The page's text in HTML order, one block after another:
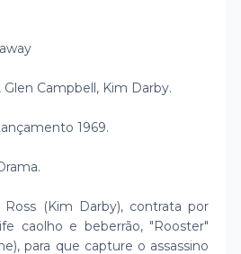
Campbell, Kim Darby.
1969.
(Kim Darby), contrata por
caolho e beberrão, "Rooster"
para que capture o assassino